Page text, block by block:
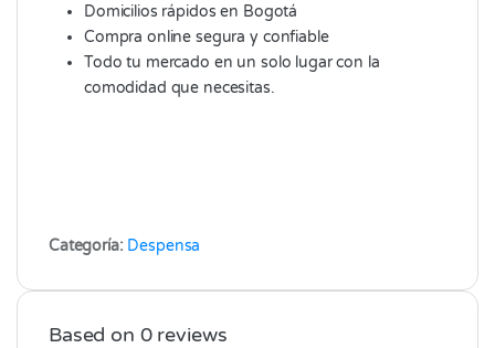
Domicilios rápidos en Bogotá
Compra online segura y confiable
Todo tu mercado en un solo lugar con la
comodidad que necesitas.
Categoría: Despensa
Based on 0 reviews